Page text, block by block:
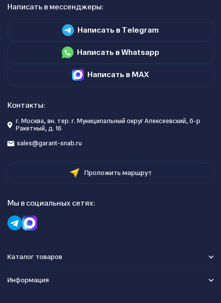
Написать в мессенджеры:
Написать в Telegram
Написать в Whatsapp
Написать в MAX
Контакты:
г. Москва, вн. тер. г. Муниципальный округ Алексеевский, б-р
Ракетный, д. 16
sales@garant-snab.ru
Проложить маршрут
Мы в социальных сетях:
Каталог товаров
Информация